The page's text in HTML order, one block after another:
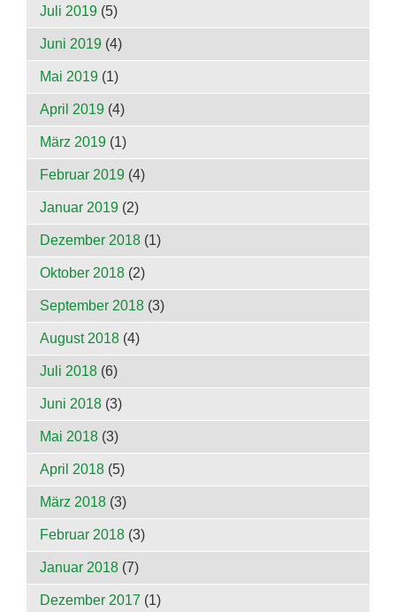
Juli 2019 (5)
Juni 2019 (4)
Mai 2019 (1)
April 2019 (4)
März 2019 (1)
Februar 2019 (4)
Januar 2019 (2)
Dezember 2018 (1)
Oktober 2018 (2)
September 2018 (3)
August 2018 (4)
Juli 2018 (6)
Juni 2018 (3)
Mai 2018 (3)
April 2018 (5)
März 2018 (3)
Februar 2018 (3)
Januar 2018 (7)
Dezember 2017 (1)